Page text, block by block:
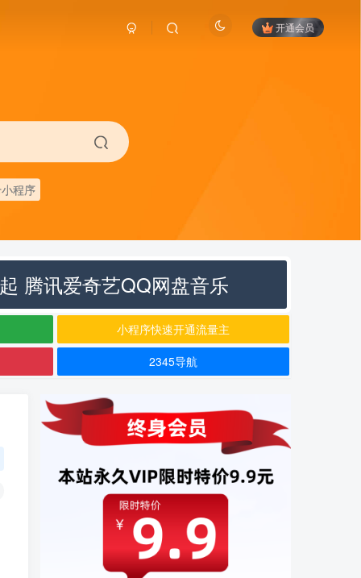
开通会员
程序
腾讯爱奇艺QQ网盘音乐
小程序快速开通流量主
2345导航